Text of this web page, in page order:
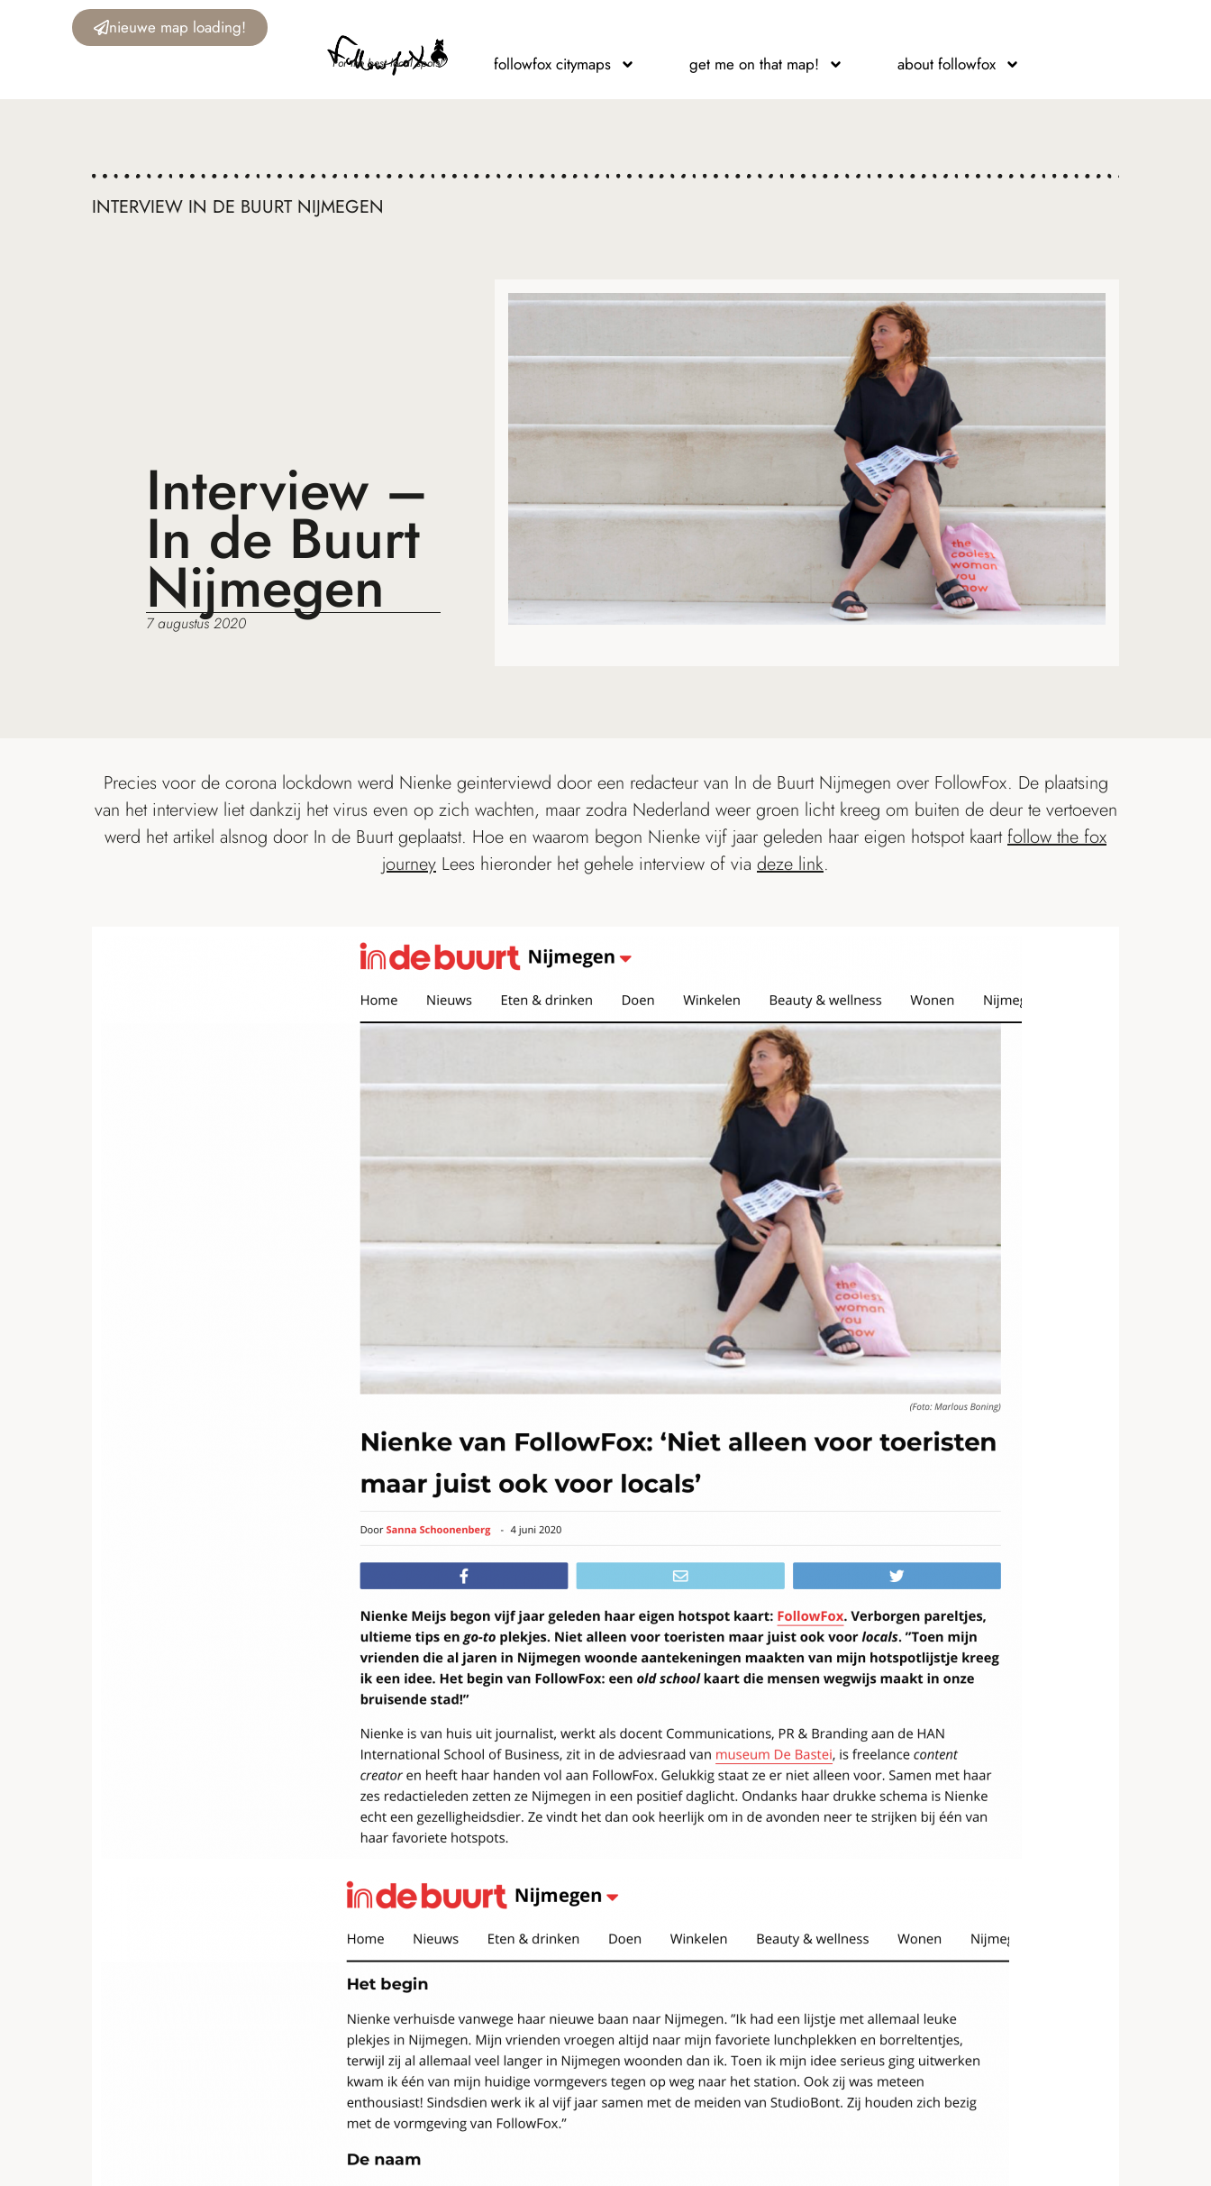
nieuwe map loading!
For the best local spots! followfox citymaps get me on that map! about followfox
INTERVIEW IN DE BUURT NIJMEGEN
Interview –
In de Buurt
Nijmegen
7 augustus 2020
Precies voor de corona lockdown werd Nienke geinterviewd door een redacteur van In de Buurt Nijmegen over FollowFox. De plaatsing
van het interview liet dankzij het virus even op zich wachten, maar zodra Nederland weer groen licht kreeg om buiten de deur te vertoeven
werd het artikel alsnog door In de Buurt geplaatst. Hoe en waarom begon Nienke vijf jaar geleden haar eigen hotspot kaartfollow the fox
journey Lees hieronder het gehele interview of via deze link.